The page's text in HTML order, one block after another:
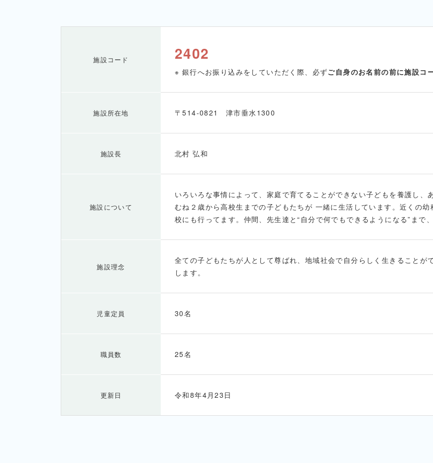
施設コード 2402
※ 銀行へお振り込みをしていただく際、必ずご自身のお名前の前に施設コ
施設所在地 〒514-0821 津市垂水1300
施設長 北村 弘和
施設について
いろいろな事情によって、家庭で育てることができない子どもを養護し、
むね２歳から高校生までの子どもたちが 一緒に生活しています。近くの
校にも行ってます。仲間、先生達と“自分で何でもできるようになる”まで
施設理念
全ての子どもたちが人として尊ばれ、地域社会で自分らしく生きることが
します。
児童定員 30名
職員数 25名
更新日 令和8年4月23日